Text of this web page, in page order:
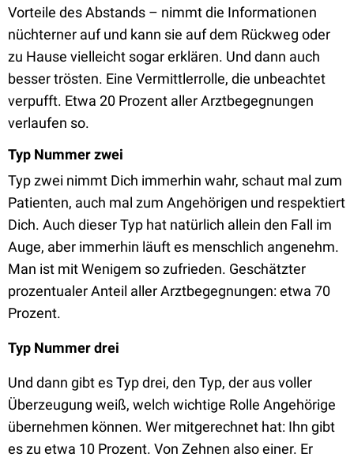
Vorteile des Abstands – nimmt die Informationen
nüchterner auf und kann sie auf dem Rückweg oder
zu Hause vielleicht sogar erklären. Und dann auch
besser trösten. Eine Vermittlerrolle, die unbeachtet
verpufft. Etwa 20 Prozent aller Arztbegegnungen
verlaufen so.
Typ Nummer zwei
Typ zwei nimmt Dich immerhin wahr, schaut mal zum
Patienten, auch mal zum Angehörigen und respektiert
Dich. Auch dieser Typ hat natürlich allein den Fall im
Auge, aber immerhin läuft es menschlich angenehm.
Man ist mit Wenigem so zufrieden. Geschätzter
prozentualer Anteil aller Arztbegegnungen: etwa 70
Prozent.
Typ Nummer drei
Und dann gibt es Typ drei, den Typ, der aus voller
Überzeugung weiß, welch wichtige Rolle Angehörige
übernehmen können. Wer mitgerechnet hat: Ihn gibt
es zu etwa 10 Prozent. Von Zehnen also einer. Er